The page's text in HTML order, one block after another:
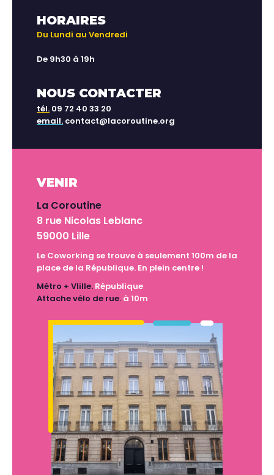
HORAIRES
Du Lundi au Vendredi
De 9h30 à 19h
NOUS CONTACTER
tél. 09 72 40 33 20
email. contact@lacoroutine.org
VENIR
La Coroutine
8 rue Nicolas Leblanc
59000 Lille
Le Coworking se trouve à seulement 100m de la
place de la République. En plein centre !
Métro + Vlille. République
Attache vélo de rue. à 10m